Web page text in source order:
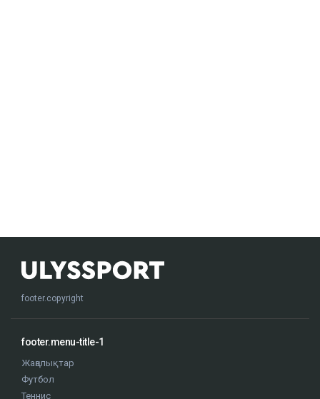
footer.copyright
footer.menu-title-1
Жаңалықтар
Футбол
Теннис